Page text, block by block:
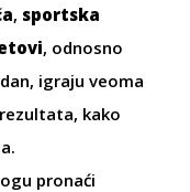
, sportska
, odnosno
igraju veoma
kako
pronaći